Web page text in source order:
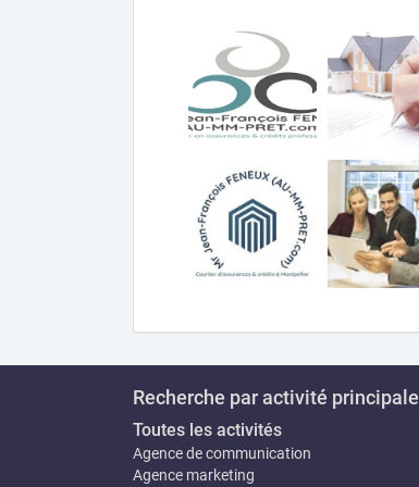
Recherche par activité principale
Toutes les activités
Agence de communication
Agence marketing